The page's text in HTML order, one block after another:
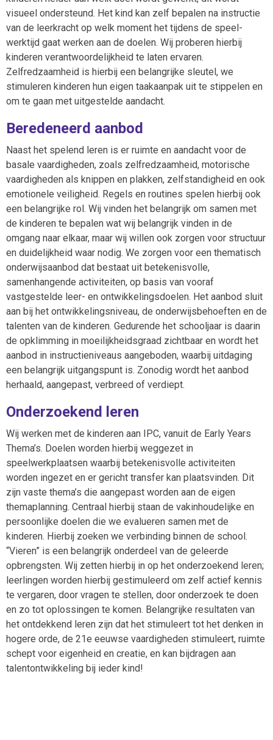
visueel ondersteund. Het kind kan zelf bepalen na instructie
van de leerkracht op welk moment het tijdens de speel-
werktijd gaat werken aan de doelen. Wij proberen hierbij
kinderen verantwoordelijkheid te laten ervaren.
Zelfredzaamheid is hierbij een belangrijke sleutel, we
stimuleren kinderen hun eigen taakaanpak uit te stippelen en
om te gaan met uitgestelde aandacht.
Beredeneerd aanbod
Naast het spelend leren is er ruimte en aandacht voor de
basale vaardigheden, zoals zelfredzaamheid, motorische
vaardigheden als knippen en plakken, zelfstandigheid en ook
emotionele veiligheid. Regels en routines spelen hierbij ook
een belangrijke rol. Wij vinden het belangrijk om samen met
de kinderen te bepalen wat wij belangrijk vinden in de
omgang naar elkaar, maar wij willen ook zorgen voor structuur
en duidelijkheid waar nodig. We zorgen voor een thematisch
onderwijsaanbod dat bestaat uit betekenisvolle,
samenhangende activiteiten, op basis van vooraf
vastgestelde leer- en ontwikkelingsdoelen. Het aanbod sluit
aan bij het ontwikkelingsniveau, de onderwijsbehoeften en de
talenten van de kinderen. Gedurende het schooljaar is daarin
de opklimming in moeilijkheidsgraad zichtbaar en wordt het
aanbod in instructieniveaus aangeboden, waarbij uitdaging
een belangrijk uitgangspunt is. Zonodig wordt het aanbod
herhaald, aangepast, verbreed of verdiept.
Onderzoekend leren
Wij werken met de kinderen aan IPC, vanuit de Early Years
Thema’s. Doelen worden hierbij weggezet in
speelwerkplaatsen waarbij betekenisvolle activiteiten
worden ingezet en er gericht transfer kan plaatsvinden. Dit
zijn vaste thema’s die aangepast worden aan de eigen
themaplanning. Centraal hierbij staan de vakinhoudelijke en
persoonlijke doelen die we evalueren samen met de
kinderen. Hierbij zoeken we verbinding binnen de school.
“Vieren” is een belangrijk onderdeel van de geleerde
opbrengsten. Wij zetten hierbij in op het onderzoekend leren;
leerlingen worden hierbij gestimuleerd om zelf actief kennis
te vergaren, door vragen te stellen, door onderzoek te doen
en zo tot oplossingen te komen. Belangrijke resultaten van
het ontdekkend leren zijn dat het stimuleert tot het denken in
hogere orde, de 21e eeuwse vaardigheden stimuleert, ruimte
schept voor eigenheid en creatie, en kan bijdragen aan
talentontwikkeling bij ieder kind!